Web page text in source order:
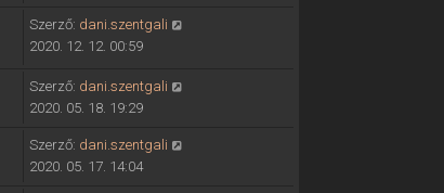
Szerző: dani.szentgali
2020. 12. 12. 00:59
Szerző: dani.szentgali
2020. 05. 18. 19:29
Szerző: dani.szentgali
2020. 05. 17. 14:04